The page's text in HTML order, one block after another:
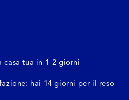
casa tua in 1-2 giorni
hai 14 giorni per il reso